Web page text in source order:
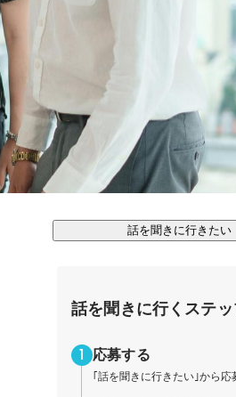
話を聞きに行きたい
話を聞きに行くステ
応募する
｢話を聞きに行きたい｣から応